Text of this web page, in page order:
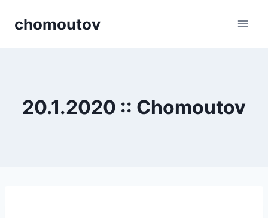
chomoutov
20.1.2020 :: Chomoutov